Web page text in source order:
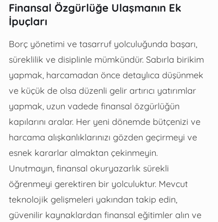
Finansal Özgürlüğe Ulaşmanın Ek
İpuçları
Borç yönetimi ve tasarruf yolculuğunda başarı,
süreklilik ve disiplinle mümkündür. Sabırla birikim
yapmak, harcamadan önce detaylıca düşünmek
ve küçük de olsa düzenli gelir artırıcı yatırımlar
yapmak, uzun vadede finansal özgürlüğün
kapılarını aralar. Her yeni dönemde bütçenizi ve
harcama alışkanlıklarınızı gözden geçirmeyi ve
esnek kararlar almaktan çekinmeyin.
Unutmayın, finansal okuryazarlık sürekli
öğrenmeyi gerektiren bir yolculuktur. Mevcut
teknolojik gelişmeleri yakından takip edin,
güvenilir kaynaklardan finansal eğitimler alın ve